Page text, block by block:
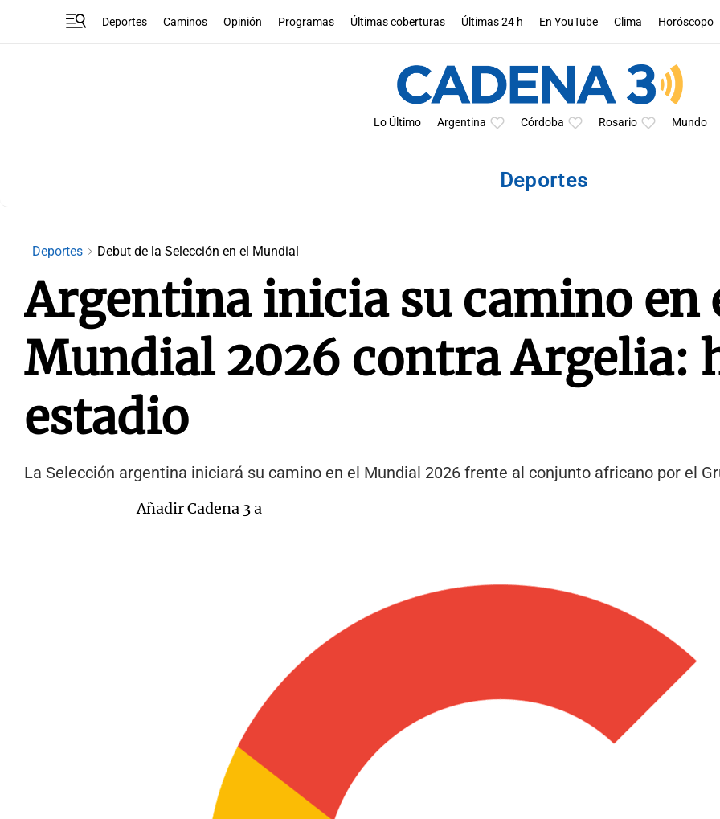
Deportes Caminos Opinión Programas Últimas coberturas Últimas 24 h En YouTube Clima Horóscopo
Lo Último Argentina Córdoba Rosario Mundo
Deportes
Deportes Debut de la Selección en el Mundial
Argentina inicia su camino en
Mundial 2026 contra Argelia:
estadio
La Selección argentina iniciará su camino en el Mundial 2026 frente al conjunto africano por el
Añadir Cadena 3 a